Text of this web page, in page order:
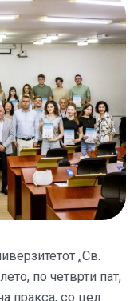
„Св.
по четврти пат,
пракса, со цел